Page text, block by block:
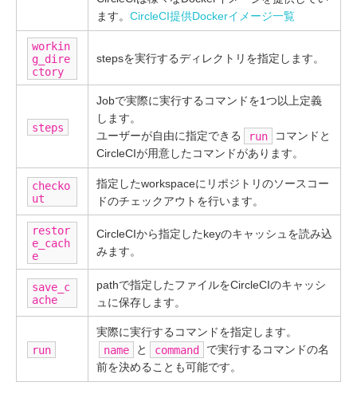
ます。 CircleCI提供Dockerイメージ一覧
workin
g_dire
ctory
stepsを実行するディレクトリを指定します。
steps
Jobで実際に実行するコマンドを1つ以上定義
します。
ユーザーが自由に指定できる
run
コマンドと
CircleCIが用意したコマンドがあります。
checko
ut
指定したworkspaceにリポジトリのソースコー
ドのチェックアウトを行います。
restor
e_cach
e
CircleCIから指定したkeyのキャッシュを読み込
みます。
save_c
ache
pathで指定したファイルをCircleCIのキャッシ
ュに保存します。
run
実際に実行するコマンドを指定します。
name
と command
で実行するコマンドの名
前を決めることも可能です。